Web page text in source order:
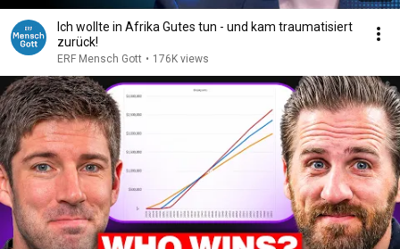
Ich wollte in Afrika Gutes tun - und kam traumatisiert
zurück!
ERF Mensch Gott • 176K views